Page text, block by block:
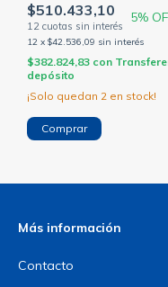
$510.433,10 5%
12 x $42.536,09 sin interés
$382.824,83 con
depósito
¡Solo quedan 2en stock!
Más información
Contacto